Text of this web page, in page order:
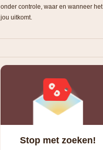
onder controle, waar en wanneer het
jou uitkomt.
Stop met zoeken!